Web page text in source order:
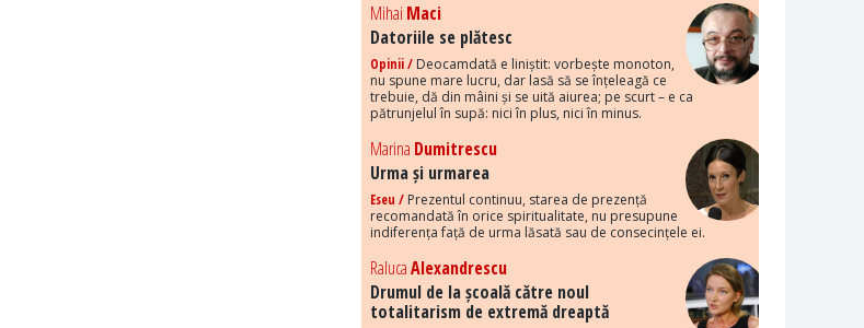
Mihai Maci
Datoriile se plătesc
Opinii / Deocamdată e liniștit: vorbește monoton,
nu spune mare lucru, dar lasă să se înțeleagă ce
trebuie, dă din mâini și se uită aiurea; pe scurt – e ca
pătrunjelul în supă: nici în plus, nici în minus.
Marina Dumitrescu
Urma și urmarea
Eseu / Prezentul continuu, starea de prezență
recomandată în orice spiritualitate, nu presupune
indiferența față de urma lăsată sau de consecințele ei.
RalucaAlexandrescu
Drumul de la școală către noul
totalitarism de extremă dreaptă